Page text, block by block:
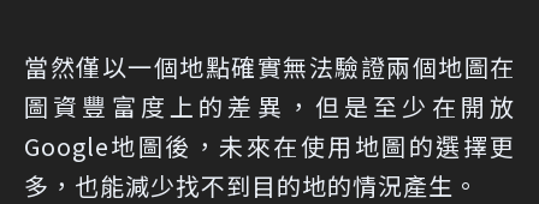
當然僅以一個地點確實無法驗證兩個地圖在
圖資豐富度上的差異，但是至少在開放
Google地圖後，未來在使用地圖的選擇更
多，也能減少找不到目的地的情況產生。